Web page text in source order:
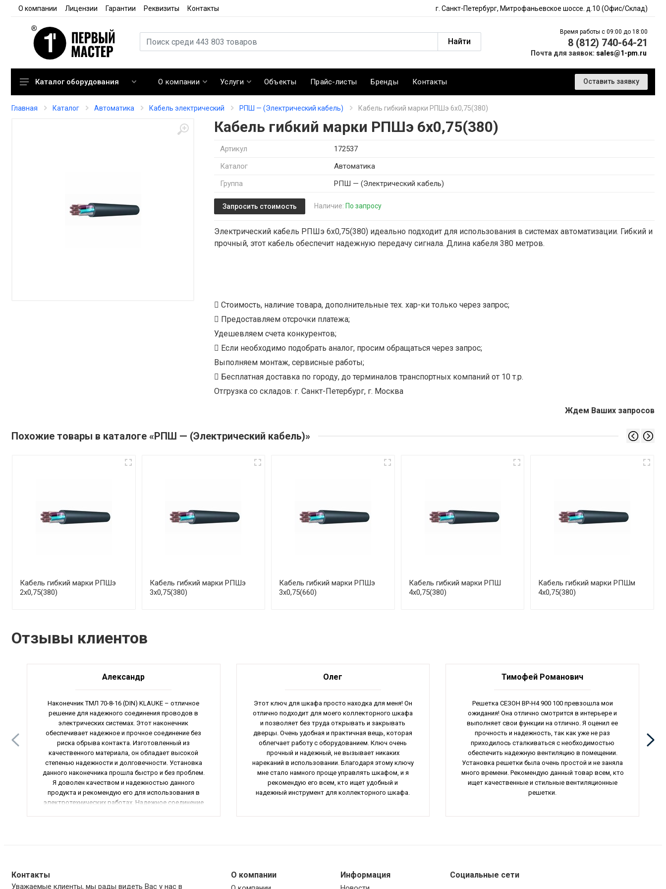
О компании Лицензии Гарантии Реквизиты Контакты г. Санкт-Петербург, Митрофаньевское шоссе. д.10 (Офис/Склад)
Найти
Время работы с 09:00 до 18:00
8 (812) 740-64-21
Почта для заявок: sales@1-pm.ru
Кондиционирование
Каталог оборудования О компании Услуги Объекты Прайс-листы Бренды Контакты Оставить заявку
Главная Каталог Автоматика Кабель электрический РПШ — (Электрический кабель) Кабель гибкий марки РПШэ 6х0,75(380)
Кабель гибкий марки РПШэ 6х0,75(380)
Артикул
172537
Каталог
Автоматика
Группа
РПШ — (Электрический кабель)
Запросить стоимость Наличие: По запросу
Электрический кабель РПШэ 6х0,75(380) идеально подходит для использования в системах автоматизации. Гибкий и
прочный, этот кабель обеспечит надежную передачу сигнала. Длина кабеля 380 метров.
Стоимость, наличие товара, дополнительные тех. хар-ки только через запрос;
Предоставляем отсрочки платежа;
Удешевляем счета конкурентов;
Если необходимо подобрать аналог, просим обращаться через запрос;
Выполняем монтаж, сервисные работы;
Бесплатная доставка по городу, до терминалов транспортных компаний от 10 т.р.
Отгрузка со складов: г. Санкт-Петербург, г. Москва
Ждем Ваших запросов
Похожие товары в каталоге «РПШ — (Электрический кабель)»
Кабель гибкий марки РПШэ
2х0,75(380)
Кабель гибкий марки РПШэ
3х0,75(380)
Кабель гибкий марки РПШэ
3х0,75(660)
Кабель гибкий марки РПШ
4х0,75(380)
Кабель гибкий марки РПШм
4х0,75(380)
Отзывы клиентов
Александр
Наконечник ТМЛ 70-8-16 (DIN) KLAUKE – отличное
решение для надежного соединения проводов в
электрических системах. Этот наконечник
обеспечивает надежное и прочное соединение без
риска обрыва контакта. Изготовленный из
качественного материала, он обладает высокой
степенью надежности и долговечности. Установка
данного наконечника прошла быстро и без проблем.
Я доволен качеством и надежностью данного
продукта и рекомендую его для использования в
электротехнических работах. Надежное соединение
Олег
Этот ключ для шкафа просто находка для меня! Он
отлично подходит для моего коллекторного шкафа
и позволяет без труда открывать и закрывать
дверцы. Очень удобная и практичная вещь, которая
облегчает работу с оборудованием. Ключ очень
прочный и надежный, не вызывает никаких
нареканий в использовании. Благодаря этому ключу
мне стало намного проще управлять шкафом, и я
рекомендую его всем, кто ищет удобный и
надежный инструмент для коллекторного шкафа.
Тимофей Романович
Решетка СЕЗОН ВР-Н4 900 100 превзошла мои
ожидания! Она отлично смотрится в интерьере и
выполняет свои функции на отлично. Я оценил ее
прочность и надежность, так как уже не раз
приходилось сталкиваться с необходимостью
обеспечить надежную вентиляцию в помещении.
Установка решетки была очень простой и не заняла
много времени. Рекомендую данный товар всем, кто
ищет качественные и стильные вентиляционные
решетки.
Контакты
Уважаемые клиенты, мы рады видеть Вас у нас в
О компании Информация Социальные сети